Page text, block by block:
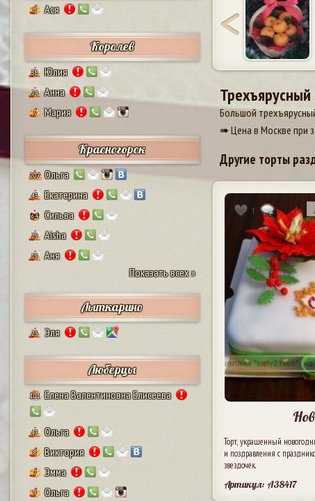
8 Ася
Королев
38 Юлия
24 Анна
5 Мария
Красногорск
207 Ольга
43 Екатерина
64 Сильва
29 Aisha
19
Аня
Показать всех »
Лыткарино
23 Эля
Люберцы
101 Елена Валентиновна Елисеева
47 Ольга
8 Виктория
7 Эмма
9
Ольга
Большой
➠ Цена в Москве при
Другие торты
1
Торт, украшенный
и поздравления с
звездочек.
Артикул: A38417